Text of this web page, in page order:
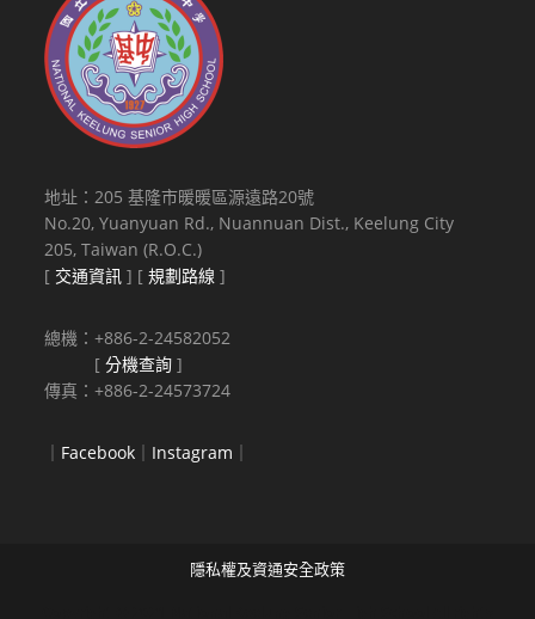
地址：205 基隆市暖暖區源遠路20號
No.20, Yuanyuan Rd., Nuannuan Dist., Keelung City
205, Taiwan (R.O.C.)
[ 交通資訊 ] [規劃路線 ]
總機：+886-2-24582052
[分機查詢 ]
傳真：+886-2-24573724
｜ Facebook ｜ Instagram ｜
隱私權及資通安全政策